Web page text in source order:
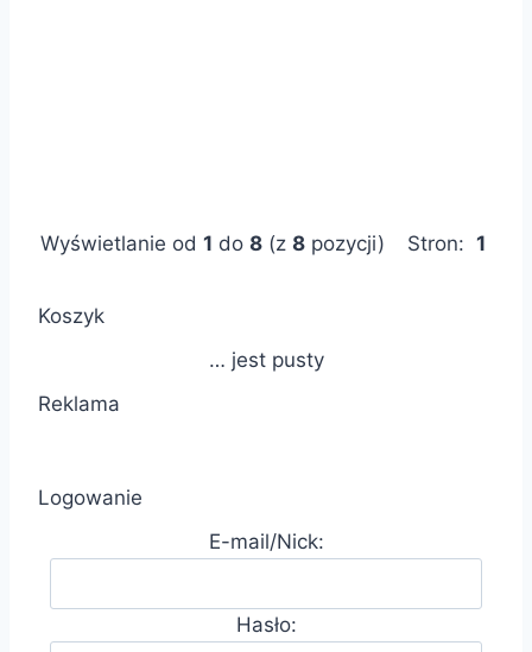
Wyświetlanie od 1 do 8 (z 8 pozycji) Stron: 1
Koszyk
… jest pusty
Reklama
Logowanie
E-mail/Nick:
Hasło: